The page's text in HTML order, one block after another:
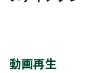
動画再生